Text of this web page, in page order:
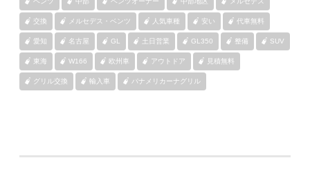
交換 メルセデス・ベンツ 人気車種 安い 代車無料
愛知 名古屋 GL 土日営業 GL350 整備 SUV
東海 W166 欧州車 アウトドア 見積無料
グリル交換 輸入車 パナメリカーナグリル